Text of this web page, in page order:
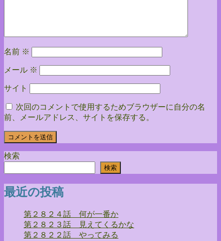
名前 ※
メール ※
サイト
次回のコメントで使用するためブラウザーに自分の名
前、メールアドレス、サイトを保存する。
検索
検索
最近の投稿
第２８２４話 何が一番か
第２８２３話 見えてくるかな
第２８２２話 やってみる